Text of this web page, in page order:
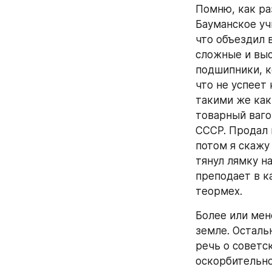
Помню, как
Бауманское
что объездил
сложные и
подшипники,
что не успеет
такими же
товарный
СССР. Продал
потом я
тянул лямку
преподает в
теормех.
Более или
земле.
речь о